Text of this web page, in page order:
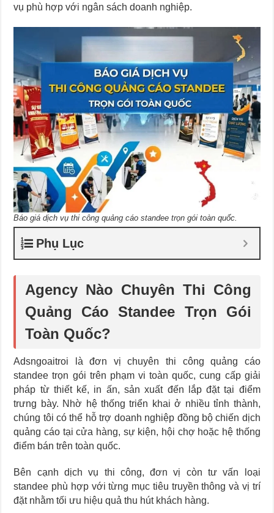
vụ phù hợp với ngân sách doanh nghiệp.
Báo giá dịch vụ thi công quảng cáo standee trọn gói toàn quốc.
Phụ Lục
Agency Nào Chuyên Thi Công
Quảng Cáo Standee Trọn Gói
Toàn Quốc?
Adsngoaitroi là đơn vị chuyên thi công quảng cáo
standee trọn gói trên phạm vi toàn quốc, cung cấp giải
pháp từ thiết kế, in ấn, sản xuất đến lắp đặt tại điểm
trưng bày. Nhờ hệ thống triển khai ở nhiều tỉnh thành,
chúng tôi có thể hỗ trợ doanh nghiệp đồng bộ chiến dịch
quảng cáo tại cửa hàng, sự kiện, hội chợ hoặc hệ thống
điểm bán trên toàn quốc.
Bên cạnh dịch vụ thi công, đơn vị còn tư vấn loại
standee phù hợp với từng mục tiêu truyền thông và vị trí
đặt nhằm tối ưu hiệu quả thu hút khách hàng.